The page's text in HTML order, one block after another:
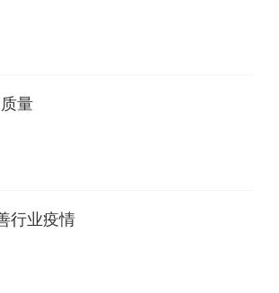
量
行业疫情